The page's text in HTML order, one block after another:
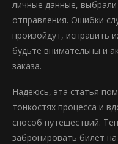
личные данные,
отправления. Ошибки
произойдут, исправить
будьте внимательны и
заказа.
Надеюсь, эта статья
тонкостях процесса и
способ путешествий.
забронировать билет